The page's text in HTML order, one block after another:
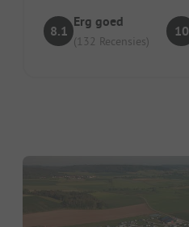
8.1
Erg goed
(132 Recensies)
10